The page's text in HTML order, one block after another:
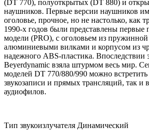
(DT 770), полуоткрытых (DT 880) и
наушников. Первые версии наушников
оголовье, прочное, но не настолько, как
1990-х годов были представлены первые
модели (PRO), с оголовьем из пружинной
алюминиевыми вилками и корпусом из
надежного ABS-пластика. Впоследствии
Beyerdynamic взяла штурмом весь мир.
моделей DT 770/880/990 можно встретить
звукозаписи и прямых трансляций, так и
аудиофилов.
Тип звукоизлучателя Динамический